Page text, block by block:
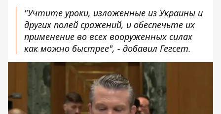
"Учтите уроки, изложенные из Украины и
других полей сражений, и обеспечьте их
применение во всех вооруженных силах
как можно быстрее", - добавил Гегсет.